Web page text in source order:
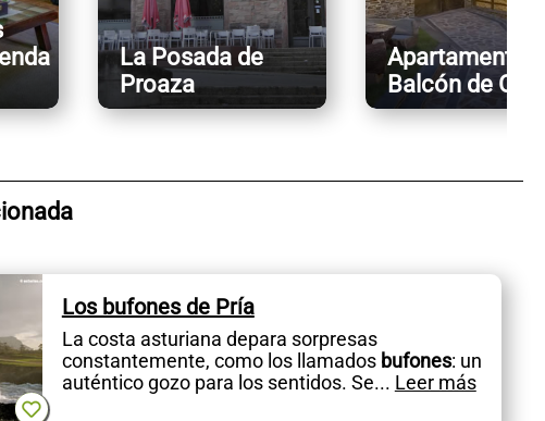
La Posada de
Proaza
Apartamentos
Balcón de
Los bufones de Pría
La costa asturiana depara sorpresas
constantemente, como los llamados bufones: un
auténtico gozo para los sentidos. Se... Leer más